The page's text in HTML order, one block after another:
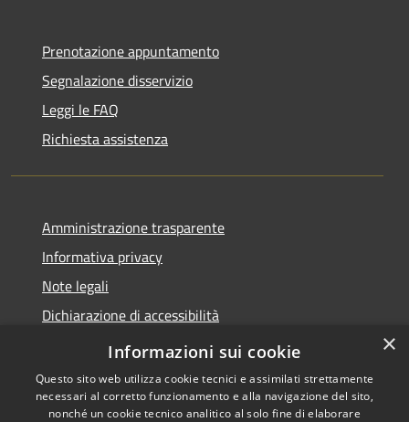
Prenotazione appuntamento
Segnalazione disservizio
Leggi le FAQ
Richiesta assistenza
Amministrazione trasparente
Informativa privacy
Note legali
Dichiarazione di accessibilità
Feedback accessibilità
×
Informazioni sui cookie
Questo sito web utilizza cookie tecnici e assimilati strettamente
necessari al corretto funzionamento e alla navigazione del sito,
nonché un cookie tecnico analitico al solo fine di elaborare